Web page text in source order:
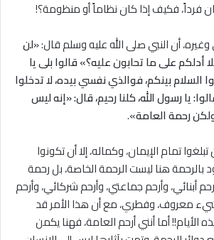
فرداً، فكيف إذا كان نظاماً أو منظومة؟!
أن النبي صلى الله عليه وسلم قال: «لن
أدلكم على ما تحابون عليه؟» قالوا بلى يا
السلام بينكم، فوالذي نفسي بيده، لا تدخلوا
يا رسول الله، كلنا رحيم، قال: «إنه ليس
رحمة العامة».
تمام الإيمان، وكماله، إلا أن تكونوا
بالرحمة هنا ليست الرحمة الخاصة، بل رحمة
أبنائي، وأرحم جماعتي، وأرحم شركائي، وأرحم
معروف، وفطري، مع أن هذا الأمر قد
أما أنني أرحم العامة، فهنا يكمن